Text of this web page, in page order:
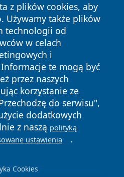
z plików cookies, aby
Używamy także plików
technologii od
w celach
i
Informacje te mogą być
przez naszych
korzystanie ze
do serwisu",
dodatkowych
z naszą polityką
ustawienia .
Cookies
Wszystkie prawa zastrzeżone.
Polityka
Cookies